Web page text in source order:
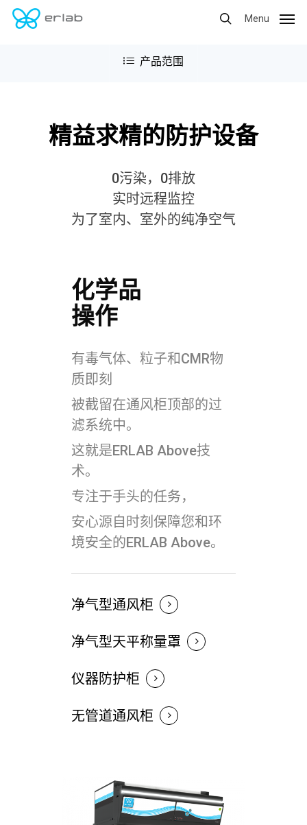
Skip
Menu
精益求精的防护设备
0污染，0排放
实时远程监控
为了室内、室外的纯净空气
化学品
操作
有毒气体、粒子和CMR物
质即刻
被截留在通风柜顶部的过
滤系统中。
这就是ERLAB Above技
术。
专注于手头的任务，
安心源自时刻保障您和环
境安全的ERLAB Above。
净气型通风柜
净气型天平称量罩
仪器防护柜
无管道通风柜